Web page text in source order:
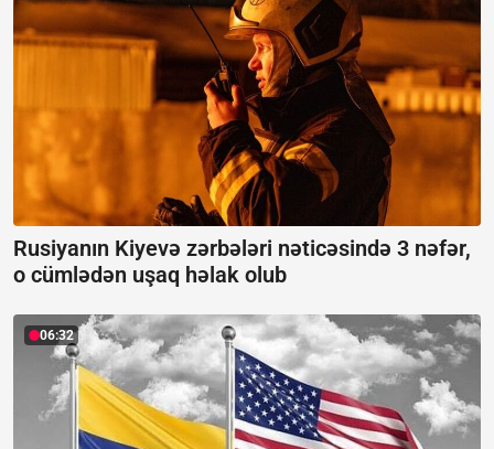
Rusiyanın Kiyevə zərbələri nəticəsində 3 nəfər,
o cümlədən uşaq həlak olub
06:32